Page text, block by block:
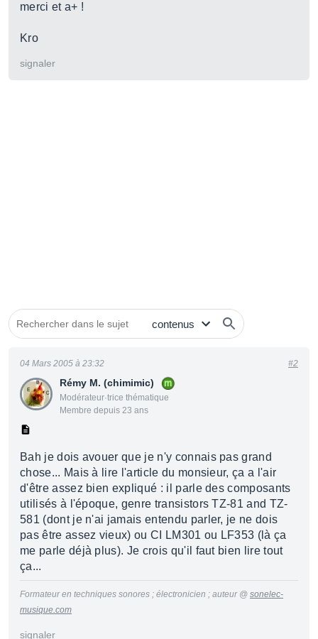
merci et a+ !
Kro
signaler
Rémy M. (chimimic)
Modérateur·trice thématique
Membre depuis 23 ans
04 Mars 2005 à 23:32 #2
Bah je dois avouer que je n'y connais pas grand
chose... Mais à lire l'article du monsieur, ça a l'air
d'être assez bien expliqué : il parle des composants
utilisés à l'époque, genre transistors TZ-81 and TZ-
581 (dont je n'ai jamais entendu parler, je ne dois
pas être assez vieux) ou CI LM301 ou LF353 (là ça
me parle déjà plus). Je crois qu'il faut bien lire tout
ça...
Formateur en techniques sonores ; électronicien ; auteur @ sonelec-
musique.com
signaler